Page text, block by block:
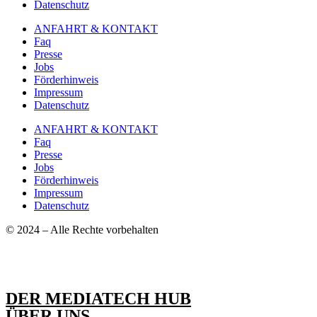
Datenschutz
ANFAHRT & KONTAKT
Faq
Presse
Jobs
Förderhinweis
Impressum
Datenschutz
ANFAHRT & KONTAKT
Faq
Presse
Jobs
Förderhinweis
Impressum
Datenschutz
© 2024 – Alle Rechte vorbehalten
DER MEDIATECH HUB